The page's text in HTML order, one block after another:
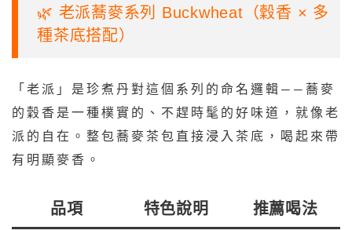
🌿 老派蕎麥系列 Buckwheat（穀香 × 多
種茶底搭配）
「老派」是珍煮丹對這個系列的命名邏輯——蕎麥
的穀香是一種樸實的、不趕時髦的好味道，就像老
派的自在。整包蕎麥茶包直接浸入茶底，喝起來帶
有明顯麥香。
品項 特色說明 推薦喝法